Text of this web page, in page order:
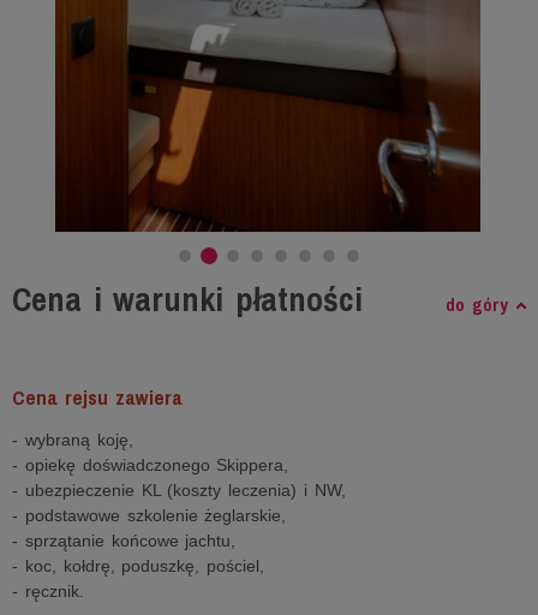
Cena i warunki płatności do góry
Cena rejsu zawiera
- wybraną koję,
- opiekę doświadczonego Skippera,
- ubezpieczenie KL (koszty leczenia) i NW,
- podstawowe szkolenie żeglarskie,
- sprzątanie końcowe jachtu,
- koc, kołdrę, poduszkę, pościel,
- ręcznik.